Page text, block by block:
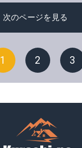
次のページを見る
1 2 3